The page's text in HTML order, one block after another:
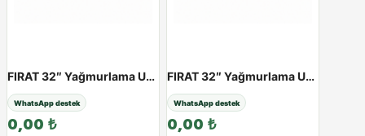
FIRAT 32″ Yağmurlama Uzatma Borusu (Mavi) | 25 - 100 cm - 50cm
WhatsApp destek
0,00 ₺
FIRAT 32″ Yağmurlama Uzatma Borusu (Mavi) | 25 - 100 cm - 60cm
WhatsApp destek
0,00 ₺